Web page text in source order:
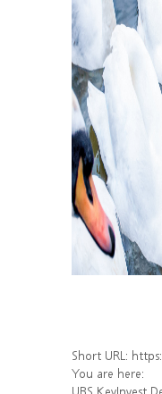
Short URL: https://
You are here: